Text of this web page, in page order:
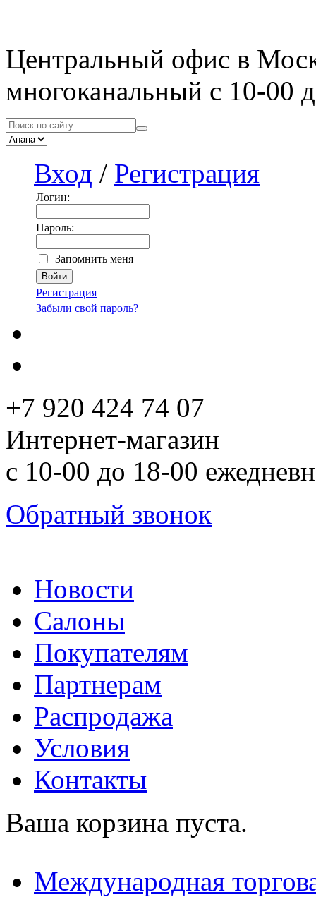
Центральный офис в
многоканальный с 10-00
Вход / Регистрация
Логин:
Пароль:
Запомнить меня
Регистрация
Забыли свой пароль?
+7 920 424 74 07
Интернет-магазин
с 10-00 до 18-00
Обратный звонок
Новости
Салоны
Покупателям
Партнерам
Распродажа
Условия
Контакты
Ваша корзина пуста.
Международная